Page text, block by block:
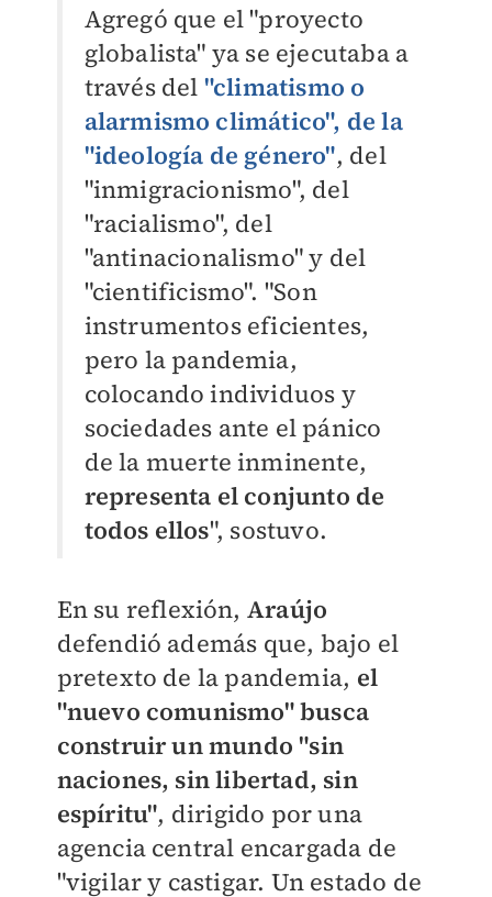
Agregó que el "proyecto
globalista" ya se ejecutaba a
través del "climatismo o
alarmismo climático", de la
"ideología de género", del
"inmigracionismo", del
"racialismo", del
"antinacionalismo" y del
"cientificismo". "Son
instrumentos eficientes,
pero la pandemia,
colocando individuos y
sociedades ante el pánico
de la muerte inminente,
representa el conjunto de
todos ellos", sostuvo.
En su reflexión, Araújo
defendió además que, bajo el
pretexto de la pandemia, el
"nuevo comunismo" busca
construir un mundo "sin
naciones, sin libertad, sin
espíritu", dirigido por una
agencia central encargada de
"vigilar y castigar. Un estado de